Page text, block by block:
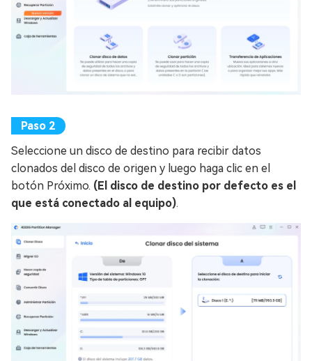
Seleccione un disco de destino para recibir datos
clonados del disco de origen y luego haga clic en el
botón Próximo. (El disco de destino por defecto es el
que está conectado al equipo).